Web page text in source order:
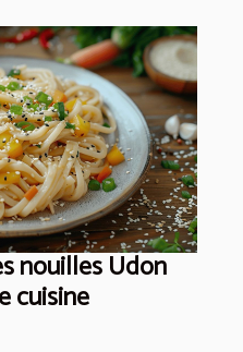
nouilles Udon
cuisine